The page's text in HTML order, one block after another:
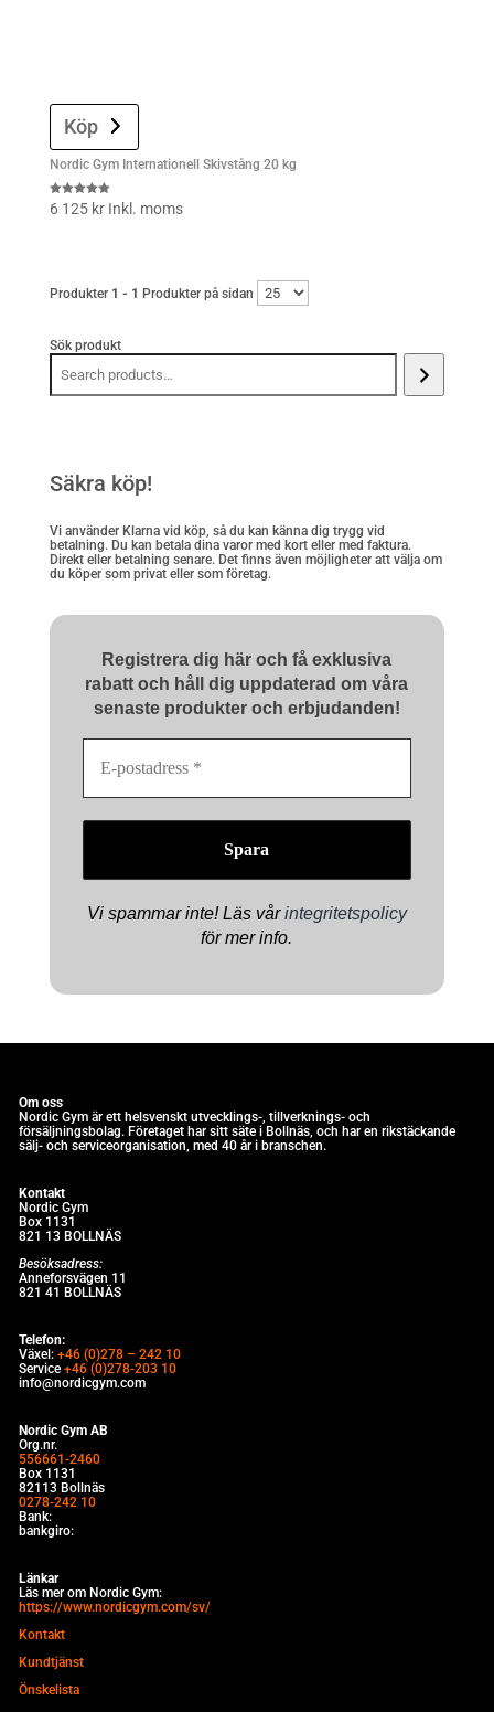
Köp
Nordic Gym Internationell Skivstång 20 kg
Rated
5.00
6 125 kr Inkl. moms
Produkter 1 - 1 Produkter på sidan
Sök produkt
Säkra köp!
Vi använder Klarna vid köp, så du kan känna dig trygg vid
betalning. Du kan betala dina varor med kort eller med faktura.
Direkt eller betalning senare. Det finns även möjligheter att välja om
du köper som privat eller som företag.
Registrera dig här och få exklusiva
rabatt och håll dig uppdaterad om våra
senaste produkter och erbjudanden!
postadress
Vi spammar inte! Läs vårintegritetspolicy
för mer info.
Om oss
Nordic Gym är ett helsvenskt utvecklings-, tillverknings- och
försäljningsbolag. Företaget har sitt säte i Bollnäs, och har en rikstäckande
sälj- och serviceorganisation, med 40 år i branschen.
Kontakt
Nordic Gym
Box 1131
821 13 BOLLNÄS
Besöksadress:
Anneforsvägen 11
821 41 BOLLNÄS
Telefon:
Växel: +46 (0)278 – 242 10
Service +46 (0)278-203 10
info@nordicgym.com
Nordic Gym AB
Org.nr.
556661-2460
Box 1131
82113 Bollnäs
0278-242 10
Bank:
bankgiro:
Länkar
Läs mer om Nordic Gym:
https://www.nordicgym.com/sv/
Kontakt
Kundtjänst
Önskelista